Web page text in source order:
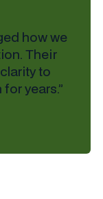
how we
Their
to
years.”